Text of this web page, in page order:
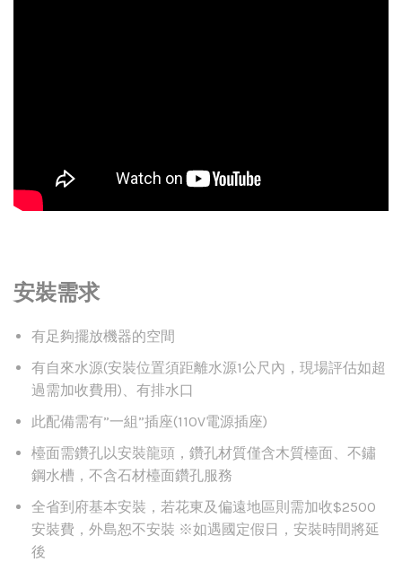
安裝需求
有足夠擺放機器的空間
有自來水源(安裝位置須距離水源1公尺內，現場評估如超
過需加收費用)、有排水口
此配備需有”一組”插座(110V電源插座)
檯面需鑽孔以安裝龍頭，鑽孔材質僅含木質檯面、不鏽
鋼水槽，不含石材檯面鑽孔服務
全省到府基本安裝，若花東及偏遠地區則需加收$2500
安裝費，外島恕不安裝 ※如遇國定假日，安裝時間將延
後